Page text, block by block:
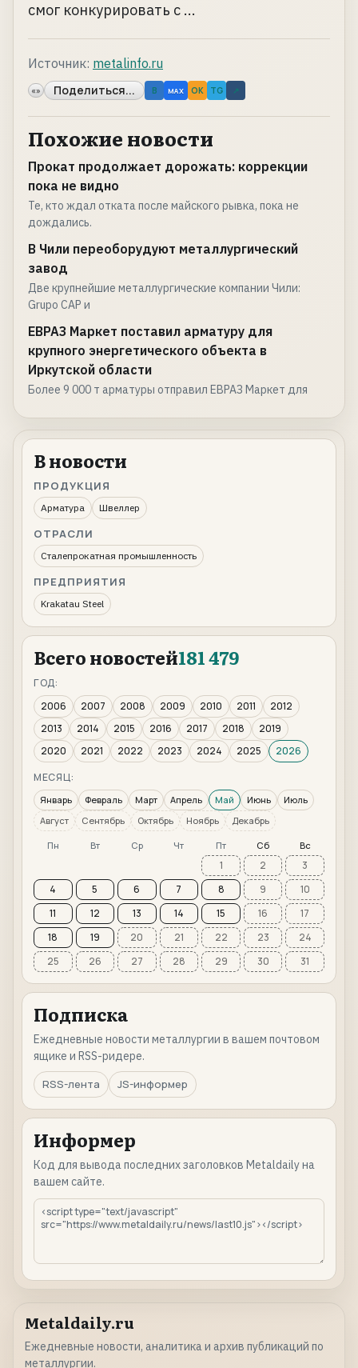
смог конкурировать с ...
Источник: metalinfo.ru
«» Поделиться... B MAX OK TG ↗
Похожие новости
Прокат продолжает дорожать: коррекции
пока не видно
Те, кто ждал отката после майского рывка, пока не
дождались.
В Чили переоборудуют металлургический
завод
Две крупнейшие металлургические компании Чили:
Grupo CAP и
ЕВРАЗ Маркет поставил арматуру для
крупного энергетического объекта в
Иркутской области
Более 9 000 т арматуры отправил ЕВРАЗ Маркет для
В новости
ПРОДУКЦИЯ
Арматура Швеллер
ОТРАСЛИ
Сталепрокатная промышленность
ПРЕДПРИЯТИЯ
Krakatau Steel
Всего новостей181 479
ГОД:
2006
2007 2008 2009 2010 2011
2012
2013
2014 2015 2016 2017 2018
2019
2020
2021 2022 2023 2024 2025
2026
МЕСЯЦ:
Январь Февраль Март Апрель Май Июнь
Июль
Август
Сентябрь Октябрь Ноябрь Декабрь
Пн Вт Ср Чт Пт Сб Вс
1 2
3
4
5 6 7 8 9
10
11
12 13 14 15 16
17
18
19 20 21 22 23
24
25
26 27 28 29 30 31
Подписка
Ежедневные новости металлургии в вашем почтовом
ящике и RSS-ридере.
RSS-лента
JS-информер
Информер
Код для вывода последних заголовков Metaldaily на
вашем сайте.
Metaldaily.ru
Ежедневные новости, аналитика и архив публикаций по
металлургии.